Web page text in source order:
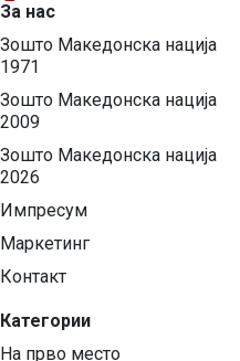
За нас
Зошто Македонска нација
1971
Зошто Македонска нација
2009
Зошто Македонска нација
2026
Импресум
Маркетинг
Контакт
Категории
На прво место